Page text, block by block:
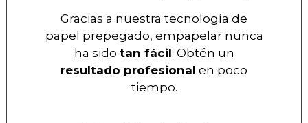
Gracias a nuestra tecnología de
papel prepegado, empapelar nunca
ha sido tan fácil. Obtén un
resultado profesional en poco
tiempo.